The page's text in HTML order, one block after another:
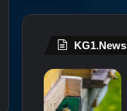
KG1.News